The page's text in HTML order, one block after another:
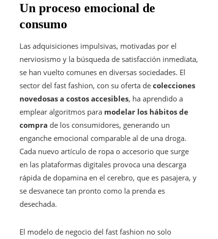
Un proceso emocional de
consumo
Las adquisiciones impulsivas, motivadas por el
nerviosismo y la búsqueda de satisfacción inmediata,
se han vuelto comunes en diversas sociedades. El
sector del fast fashion, con su oferta de colecciones
novedosas a costos accesibles, ha aprendido a
emplear algoritmos para modelar los hábitos de
compra de los consumidores, generando un
enganche emocional comparable al de una droga.
Cada nuevo artículo de ropa o accesorio que surge
en las plataformas digitales provoca una descarga
rápida de dopamina en el cerebro, que es pasajera, y
se desvanece tan pronto como la prenda es
desechada.
El modelo de negocio del fast fashion no solo